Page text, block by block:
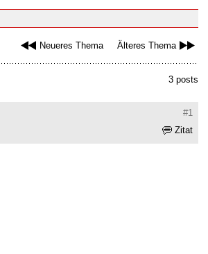
Neueres Thema Älteres Thema
3 posts
#1
Zitat